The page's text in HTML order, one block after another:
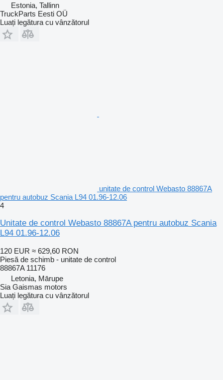
Estonia, Tallinn
TruckParts Eesti OÜ
Luați legătura cu vânzătorul
unitate de control Webasto 88867A
pentru autobuz Scania L94 01.96-12.06
4
Unitate de control Webasto 88867A pentru autobuz Scania
L94 01.96-12.06
120 EUR ≈ 629,60 RON
Piesă de schimb - unitate de control
88867A 11176
Letonia, Mārupe
Sia Gaismas motors
Luați legătura cu vânzătorul